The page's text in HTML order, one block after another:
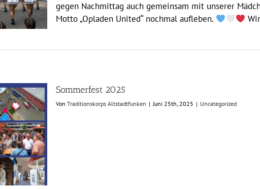
gegen Nachmittag auch gemeinsam mit unserer
Motto „Opladen United“ nochmal aufleben.
Sommerfest 2025
Von Traditionskorps Altstadtfunken | Juni 25th, 2025 | Uncategorized